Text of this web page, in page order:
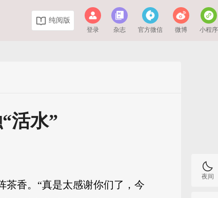
纯阅版
登录 杂志 官方微信 微博 小程序
活水”
香。 “真是太感谢你们了，今
夜间